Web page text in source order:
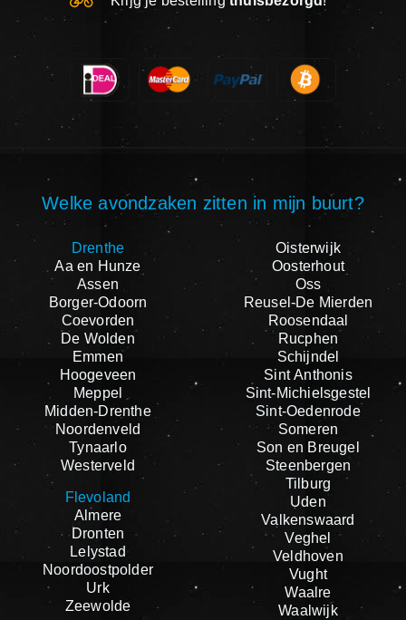
Welke avondzaken zitten in mijn buurt?
Drenthe
Aa en Hunze
Assen
Borger-Odoorn
Coevorden
De Wolden
Emmen
Hoogeveen
Meppel
Midden-Drenthe
Noordenveld
Tynaarlo
Westerveld
Flevoland
Almere
Dronten
Lelystad
Noordoostpolder
Urk
Zeewolde
Oisterwijk
Oosterhout
Oss
Reusel-De Mierden
Roosendaal
Rucphen
Schijndel
Sint Anthonis
Sint-Michielsgestel
Sint-Oedenrode
Someren
Son en Breugel
Steenbergen
Tilburg
Uden
Valkenswaard
Veghel
Veldhoven
Vught
Waalre
Waalwijk